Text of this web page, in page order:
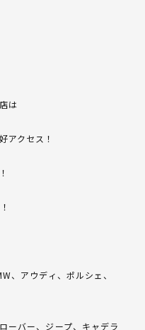
は
アクセス！
、アウディ、ポルシェ、
ーバー、ジープ、キャデラ